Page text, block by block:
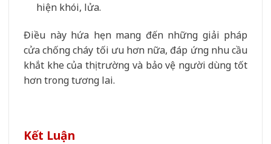
hiện khói, lửa.
Điều này hứa hẹn mang đến những giải pháp
cửa chống cháy tối ưu hơn nữa, đáp ứng nhu cầu
khắt khe của thị trường và bảo vệ người dùng tốt
hơn trong tương lai.
Kết Luận